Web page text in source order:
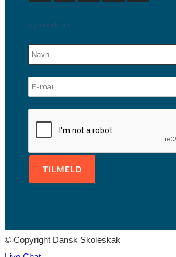
Nyhedsbrev
© Copyright Dansk Skoleskak